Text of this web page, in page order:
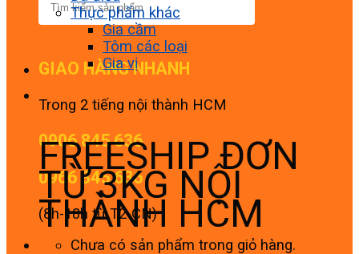
GIAO HÀNG NHANH
Trong 2 tiếng nội thành HCM
0906 845 636
0966 845 636
(8h-18h từ T2-CN)
Chưa có sản phẩm trong giỏ hàng.
Thực phẩm khác
Gia cầm
Tôm các loại
Gia vị
FREESHIP ĐƠN
TỪ 3KG NỘI
THÀNH HCM